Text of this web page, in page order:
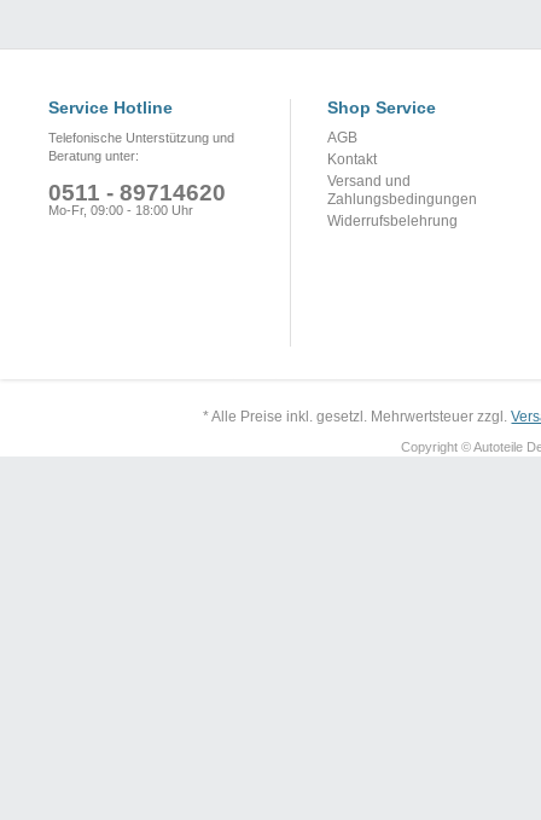
Service Hotline
Telefonische Unterstützung und
Beratung unter:
0511 - 89714620
Mo-Fr, 09:00 - 18:00 Uhr
Shop Service
AGB
Kontakt
Versand und
Zahlungsbedingungen
Widerrufsbelehrung
* Alle Preise inkl. gesetzl. Mehrwertsteuer zzgl.
Copyright © Autoteile